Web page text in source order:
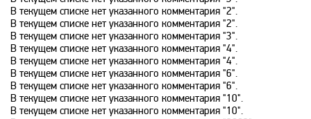
Galaxy TV
Gulli
History
В текущем списке нет указанного комментария "2".
В текущем списке нет указанного комментария "2".
В текущем списке нет указанного комментария "3".
В текущем списке нет указанного комментария "4".
В текущем списке нет указанного комментария "4".
В текущем списке нет указанного комментария "6".
В текущем списке нет указанного комментария "6".
В текущем списке нет указанного комментария "10".
В текущем списке нет указанного комментария "10".